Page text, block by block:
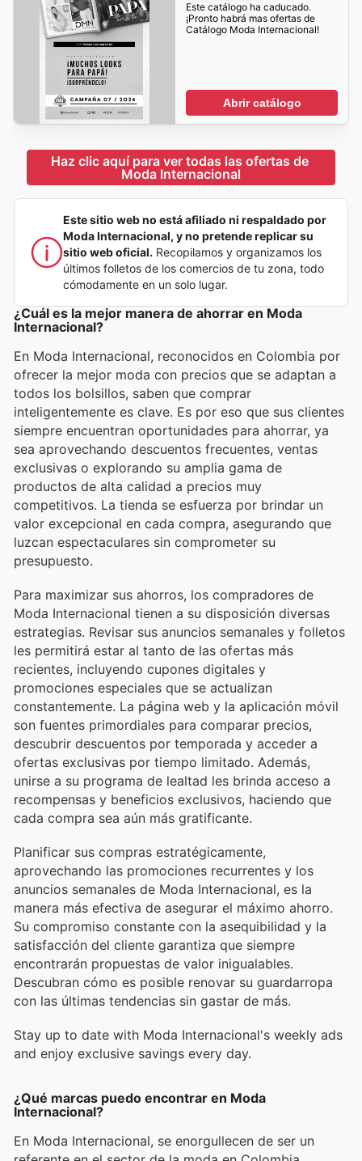
Este catálogo ha caducado.
¡Pronto habrá mas ofertas de
Catálogo Moda Internacional!
Abrir catálogo
Haz clic aquí para ver todas las ofertas de
Moda Internacional
Este sitio web no está afiliado ni respaldado por
Moda Internacional, y no pretende replicar su
sitio web oficial. Recopilamos y organizamos los
últimos folletos de los comercios de tu zona, todo
cómodamente en un solo lugar.
¿Cuál es la mejor manera de ahorrar en Moda
Internacional?
En Moda Internacional, reconocidos en Colombia por
ofrecer la mejor moda con precios que se adaptan a
todos los bolsillos, saben que comprar
inteligentemente es clave. Es por eso que sus clientes
siempre encuentran oportunidades para ahorrar, ya
sea aprovechando descuentos frecuentes, ventas
exclusivas o explorando su amplia gama de
productos de alta calidad a precios muy
competitivos. La tienda se esfuerza por brindar un
valor excepcional en cada compra, asegurando que
luzcan espectaculares sin comprometer su
presupuesto.
Para maximizar sus ahorros, los compradores de
Moda Internacional tienen a su disposición diversas
estrategias. Revisar sus anuncios semanales y folletos
les permitirá estar al tanto de las ofertas más
recientes, incluyendo cupones digitales y
promociones especiales que se actualizan
constantemente. La página web y la aplicación móvil
son fuentes primordiales para comparar precios,
descubrir descuentos por temporada y acceder a
ofertas exclusivas por tiempo limitado. Además,
unirse a su programa de lealtad les brinda acceso a
recompensas y beneficios exclusivos, haciendo que
cada compra sea aún más gratificante.
Planificar sus compras estratégicamente,
aprovechando las promociones recurrentes y los
anuncios semanales de Moda Internacional, es la
manera más efectiva de asegurar el máximo ahorro.
Su compromiso constante con la asequibilidad y la
satisfacción del cliente garantiza que siempre
encontrarán propuestas de valor inigualables.
Descubran cómo es posible renovar su guardarropa
con las últimas tendencias sin gastar de más.
Stay up to date with Moda Internacional's weekly ads
and enjoy exclusive savings every day.
¿Qué marcas puedo encontrar en Moda
Internacional?
En Moda Internacional, se enorgullecen de ser un